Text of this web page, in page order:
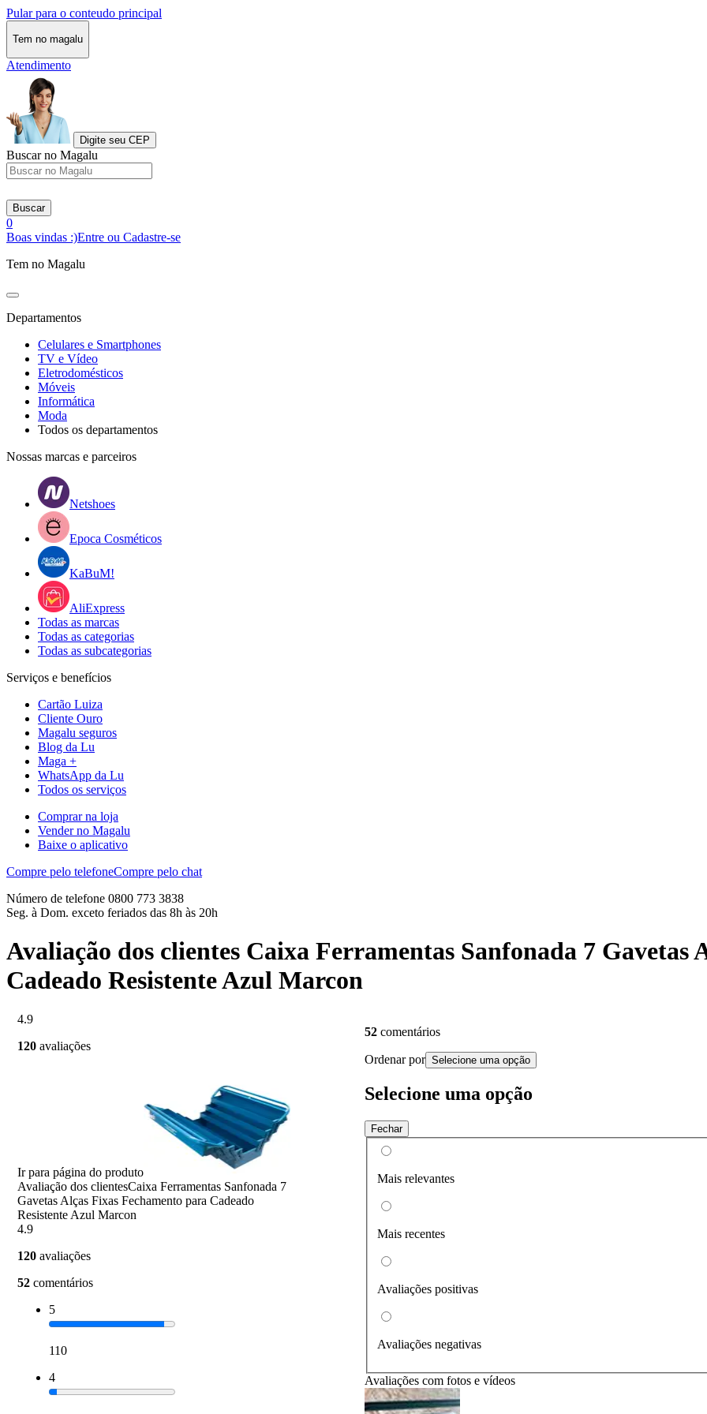
Pular para o conteudo principal
Tem no magalu
Atendimento
Digite seu CEP
Buscar no Magalu
Buscar
0
Boas vindas :)Entre ou Cadastre-se
Tem no Magalu
Departamentos
Celulares e Smartphones
TV e Vídeo
Eletrodomésticos
Móveis
Informática
Moda
Todos os departamentos
Nossas marcas e parceiros
Netshoes
Epoca Cosméticos
KaBuM!
AliExpress
Todas as marcas
Todas as categorias
Todas as subcategorias
Serviços e benefícios
Cartão Luiza
Cliente Ouro
Magalu seguros
Blog da Lu
Maga +
WhatsApp da Lu
Todos os serviços
Comprar na loja
Vender no Magalu
Baixe o aplicativo
Compre pelo telefoneCompre pelo chat
Número de telefone 0800 773 3838
Seg. à Dom. exceto feriados das 8h às 20h
Avaliação dos clientes Caixa Ferramentas Sanfonada 7 Gavetas
Cadeado Resistente Azul Marcon
4.9
120 avaliações
Ir para página do produto
Avaliação dos clientesCaixa Ferramentas Sanfonada 7
Gavetas Alças Fixas Fechamento para Cadeado
Resistente Azul Marcon
4.9
120 avaliações
52 comentários
5
110
4
52 comentários
Ordenar por Selecione uma opção
Selecione uma opção
Fechar
Mais relevantes
Mais recentes
Avaliações positivas
Avaliações negativas
Avaliações com fotos e vídeos